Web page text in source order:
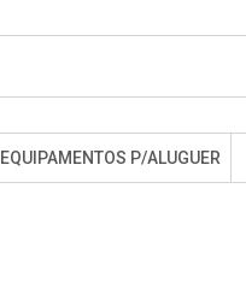
EQUIPAMENTOS P/ALUGUER